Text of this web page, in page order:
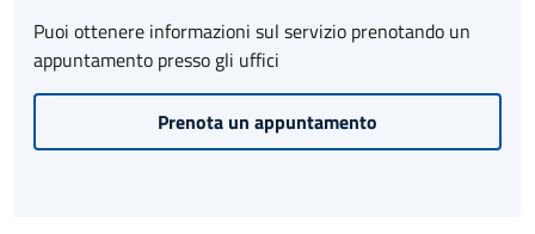
Puoi ottenere informazioni sul servizio prenotando un
appuntamento presso gli uffici
Prenota un appuntamento